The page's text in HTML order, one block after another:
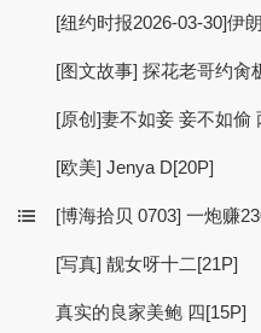
[纽约时报2026-03-30]伊
[图文故事] 探花老哥约肏
[原创]妻不如妾 妾不如偷
[欧美] Jenya D[20P]
[博海拾贝 0703] 一炮赚
[写真] 靓女呀十二[21P]
真实的良家美鲍 四[15P]